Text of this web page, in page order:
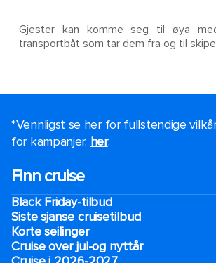
Gjester kan komme seg til øya
transportbåt som tar dem fra og til
*Vennligst se her for fullstendige
for kampanjer. her.
Finn cruise
Black Friday-tilbud
Siste sjanse cruisetilbud
Korte seilinger
Cruise over jul-og nyttår